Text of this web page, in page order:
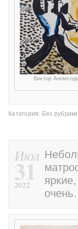
Виктор
Категория: Без рубрики
Июл
31
2022